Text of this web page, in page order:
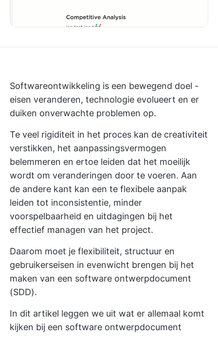
Softwareontwikkeling is een bewegend doel -
eisen veranderen, technologie evolueert en er
duiken onverwachte problemen op.
Te veel rigiditeit in het proces kan de creativiteit
verstikken, het aanpassingsvermogen
belemmeren en ertoe leiden dat het moeilijk
wordt om veranderingen door te voeren. Aan
de andere kant kan een te flexibele aanpak
leiden tot inconsistentie, minder
voorspelbaarheid en uitdagingen bij het
effectief managen van het project.
Daarom moet je flexibiliteit, structuur en
gebruikerseisen in evenwicht brengen bij het
maken van een software ontwerpdocument
(SDD).
In dit artikel leggen we uit wat er allemaal komt
kijken bij een software ontwerpdocument